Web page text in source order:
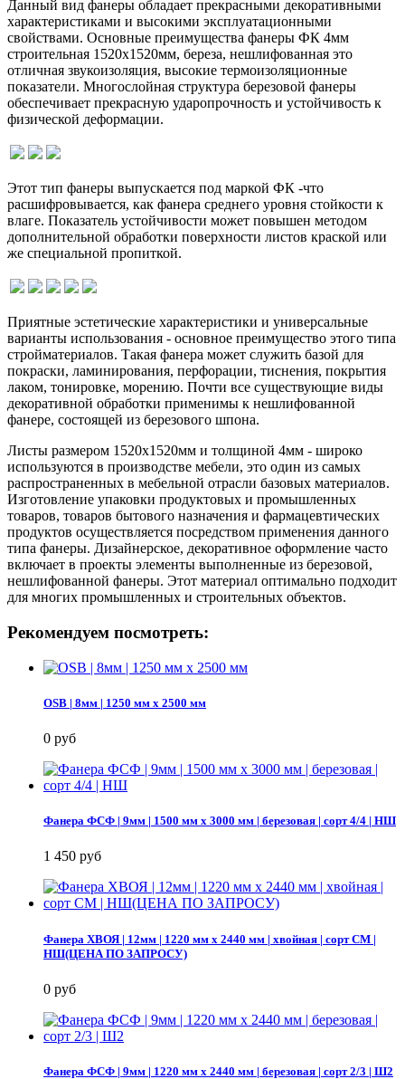
Данный вид фанеры обладает прекрасными декоративными
характеристиками и высокими эксплуатационными
свойствами. Основные преимущества фанеры ФК 4мм
строительная 1520х1520мм, береза, нешлифованная это
отличная звукоизоляция, высокие термоизоляционные
показатели. Многослойная структура березовой фанеры
обеспечивает прекрасную ударопрочность и устойчивость к
физической деформации.
Этот тип фанеры выпускается под маркой ФК -что
расшифровывается, как фанера среднего уровня стойкости к
влаге. Показатель устойчивости может повышен методом
дополнительной обработки поверхности листов краской или
же специальной пропиткой.
Приятные эстетические характеристики и универсальные
варианты использования - основное преимущество этого типа
стройматериалов. Такая фанера может служить базой для
покраски, ламинирования, перфорации, тиснения, покрытия
лаком, тонировке, морению. Почти все существующие виды
декоративной обработки применимы к нешлифованной
фанере, состоящей из березового шпона.
Листы размером 1520х1520мм и толщиной 4мм - широко
используются в производстве мебели, это один из самых
распространенных в мебельной отрасли базовых материалов.
Изготовление упаковки продуктовых и промышленных
товаров, товаров бытового назначения и фармацевтических
продуктов осуществляется посредством применения данного
типа фанеры. Дизайнерское, декоративное оформление часто
включает в проекты элементы выполненные из березовой,
нешлифованной фанеры. Этот материал оптимально подходит
для многих промышленных и строительных объектов.
Рекомендуем посмотреть:
OSB | 8мм | 1250 мм х 2500 мм
0 руб
Фанера ФСФ | 9мм | 1500 мм х 3000 мм | березовая | сорт 4/4 | НШ
1 450 руб
Фанера ХВОЯ | 12мм | 1220 мм х 2440 мм | хвойная | сорт СМ |
НШ(ЦЕНА ПО ЗАПРОСУ)
0 руб
Фанера ФСФ | 9мм | 1220 мм х 2440 мм | березовая | сорт 2/3 | Ш2